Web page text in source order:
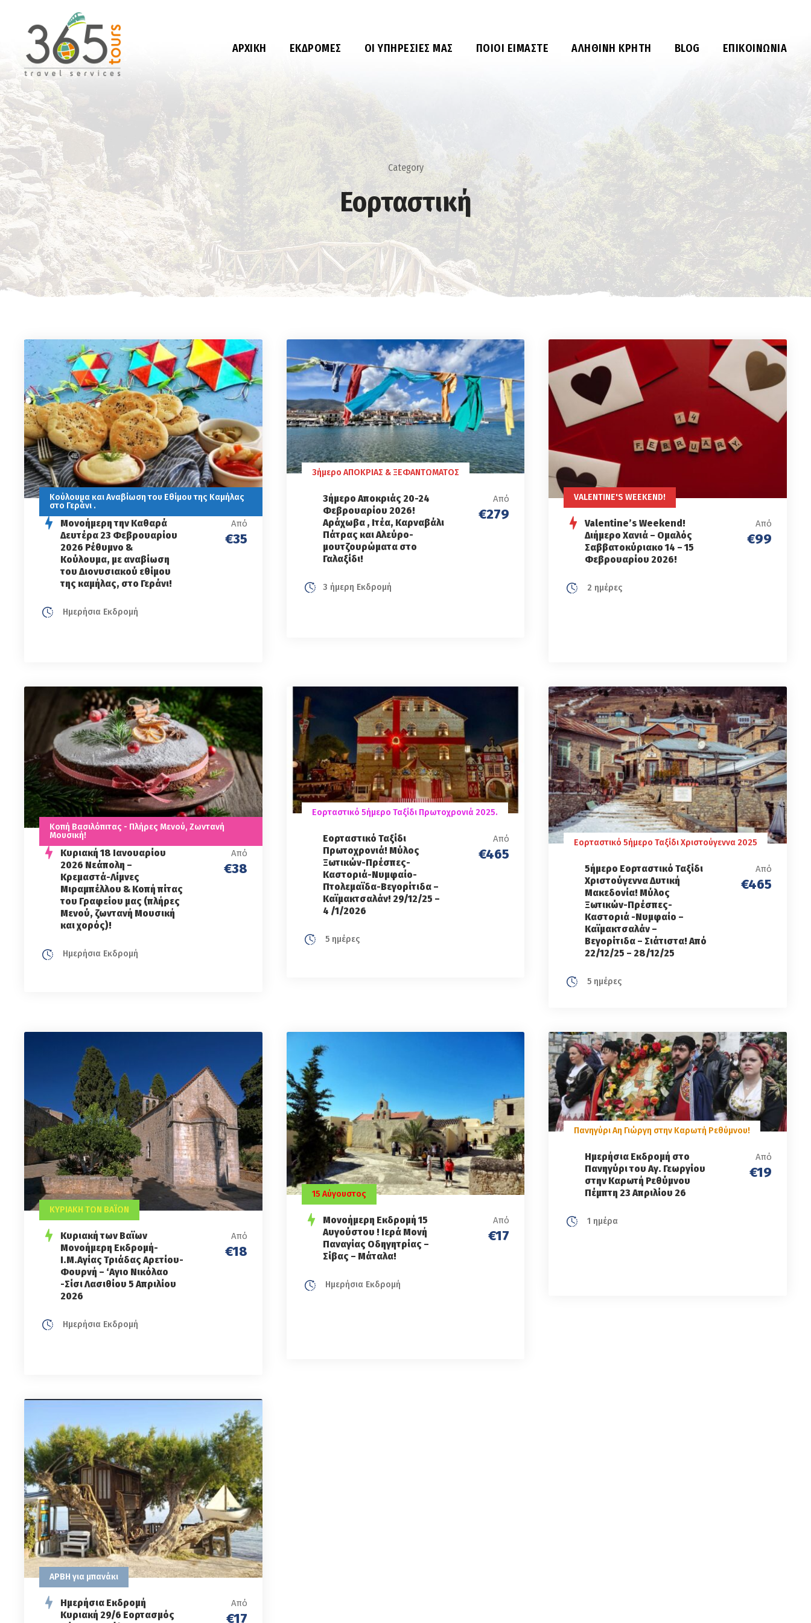
ΑΡΧΙΚΉ ΕΚΔΡΟΜΈΣ ΟΙ ΥΠΗΡΕΣΊΕΣ ΜΑΣ ΠΟΙΟΙ ΕΊΜΑΣΤΕ ΑΛΗΘΙΝΉ ΚΡΉΤΗ BLOG ΕΠΙΚΟΙΝΩΝΊΑ
Category
Εορταστική
Κούλουμα και Αναβίωση του Εθίμου της Καμήλας
στο Γεράνι .
Μονοήμερη την Καθαρά
Δευτέρα 23 Φεβρουαρίου
2026 Ρέθυμνο &
Κούλουμα, με αναβίωση
του Διονυσιακού εθίμου
της καμήλας, στο Γεράνι!
Από
€35
Ημερήσια Εκδρομή
3ήμερο ΑΠΟΚΡΙΑΣ & ΞΕΦΑΝΤΩΜΑΤΟΣ
3ήμερο Αποκριάς 20-24
Φεβρουαρίου 2026!
Αράχωβα , Ιτέα, Καρναβάλι
Πάτρας και Αλεύρο-
μουτζουρώματα στο
Γαλαξίδι!
Από
€279
3 ήμερη Εκδρομή
VALENTINE'S WEEKEND!
Valentine’s Weekend!
Διήμερο Χανιά – Ομαλός
Σαββατοκύριακο 14 – 15
Φεβρουαρίου 2026!
Από
€99
2 ημέρες
Κοπή Βασιλόπιτας - Πλήρες Μενού, Ζωντανή
Μουσική!
Κυριακή 18 Iανουαρίου
2026 Νεάπολη –
Κρεμαστά-Λίμνες
Μιραμπέλλου & Κοπή πίτας
του Γραφείου μας (πλήρες
Μενού, ζωντανή Μουσική
και χορός)!
Από
€38
Ημερήσια Εκδρομή
Εορταστικό 5ήμερο Ταξίδι Πρωτοχρονιά 2025.
Εορταστικό Ταξίδι
Πρωτοχρονιά! Μύλος
Ξωτικών-Πρέσπες-
Καστοριά-Νυμφαίο-
Πτολεμαϊδα-Βεγορίτιδα –
Καϊμακτσαλάν! 29/12/25 –
4 /1/2026
Από
€465
5 ημέρες
Εορταστικό 5ήμερο Ταξίδι Χριστούγεννα 2025
5ήμερο Εορταστικό Ταξίδι
Χριστούγεννα Δυτική
Μακεδονία! Μύλος
Ξωτικών-Πρέσπες-
Καστοριά -Νυμφαίο –
Καϊμακτσαλάν –
Βεγορίτιδα – Σιάτιστα! Από
22/12/25 – 28/12/25
Από
€465
5 ημέρες
ΚΥΡΙΑΚΗ ΤΩΝ ΒΑΪΩΝ
Κυριακή των Βαϊων
Μονοήμερη Εκδρομή-
Ι.Μ.Αγίας Τριάδας Αρετίου-
Φουρνή – ‘Αγιο Νικόλαο
-Σίσι Λασιθίου 5 Απριλίου
2026
Από
€18
Ημερήσια Εκδρομή
15 Αύγουστος
Μονοήμερη Εκδρομή 15
Αυγούστου ! Ιερά Μονή
Παναγίας Οδηγητρίας –
Σίβας – Μάταλα!
Από
€17
Ημερήσια Εκδρομή
Πανηγύρι Αη Γιώργη στην Καρωτή Ρεθύμνου!
Ημερήσια Εκδρομή στο
Πανηγύρι του Αγ. Γεωργίου
στην Καρωτή Ρεθύμνου
Πέμπτη 23 Απριλίου 26
Από
€19
1 ημέρα
ΑΡΒΗ για μπανάκι
Ημερήσια Εκδρομή
Κυριακή 29/6 Εορτασμός
Από
€17